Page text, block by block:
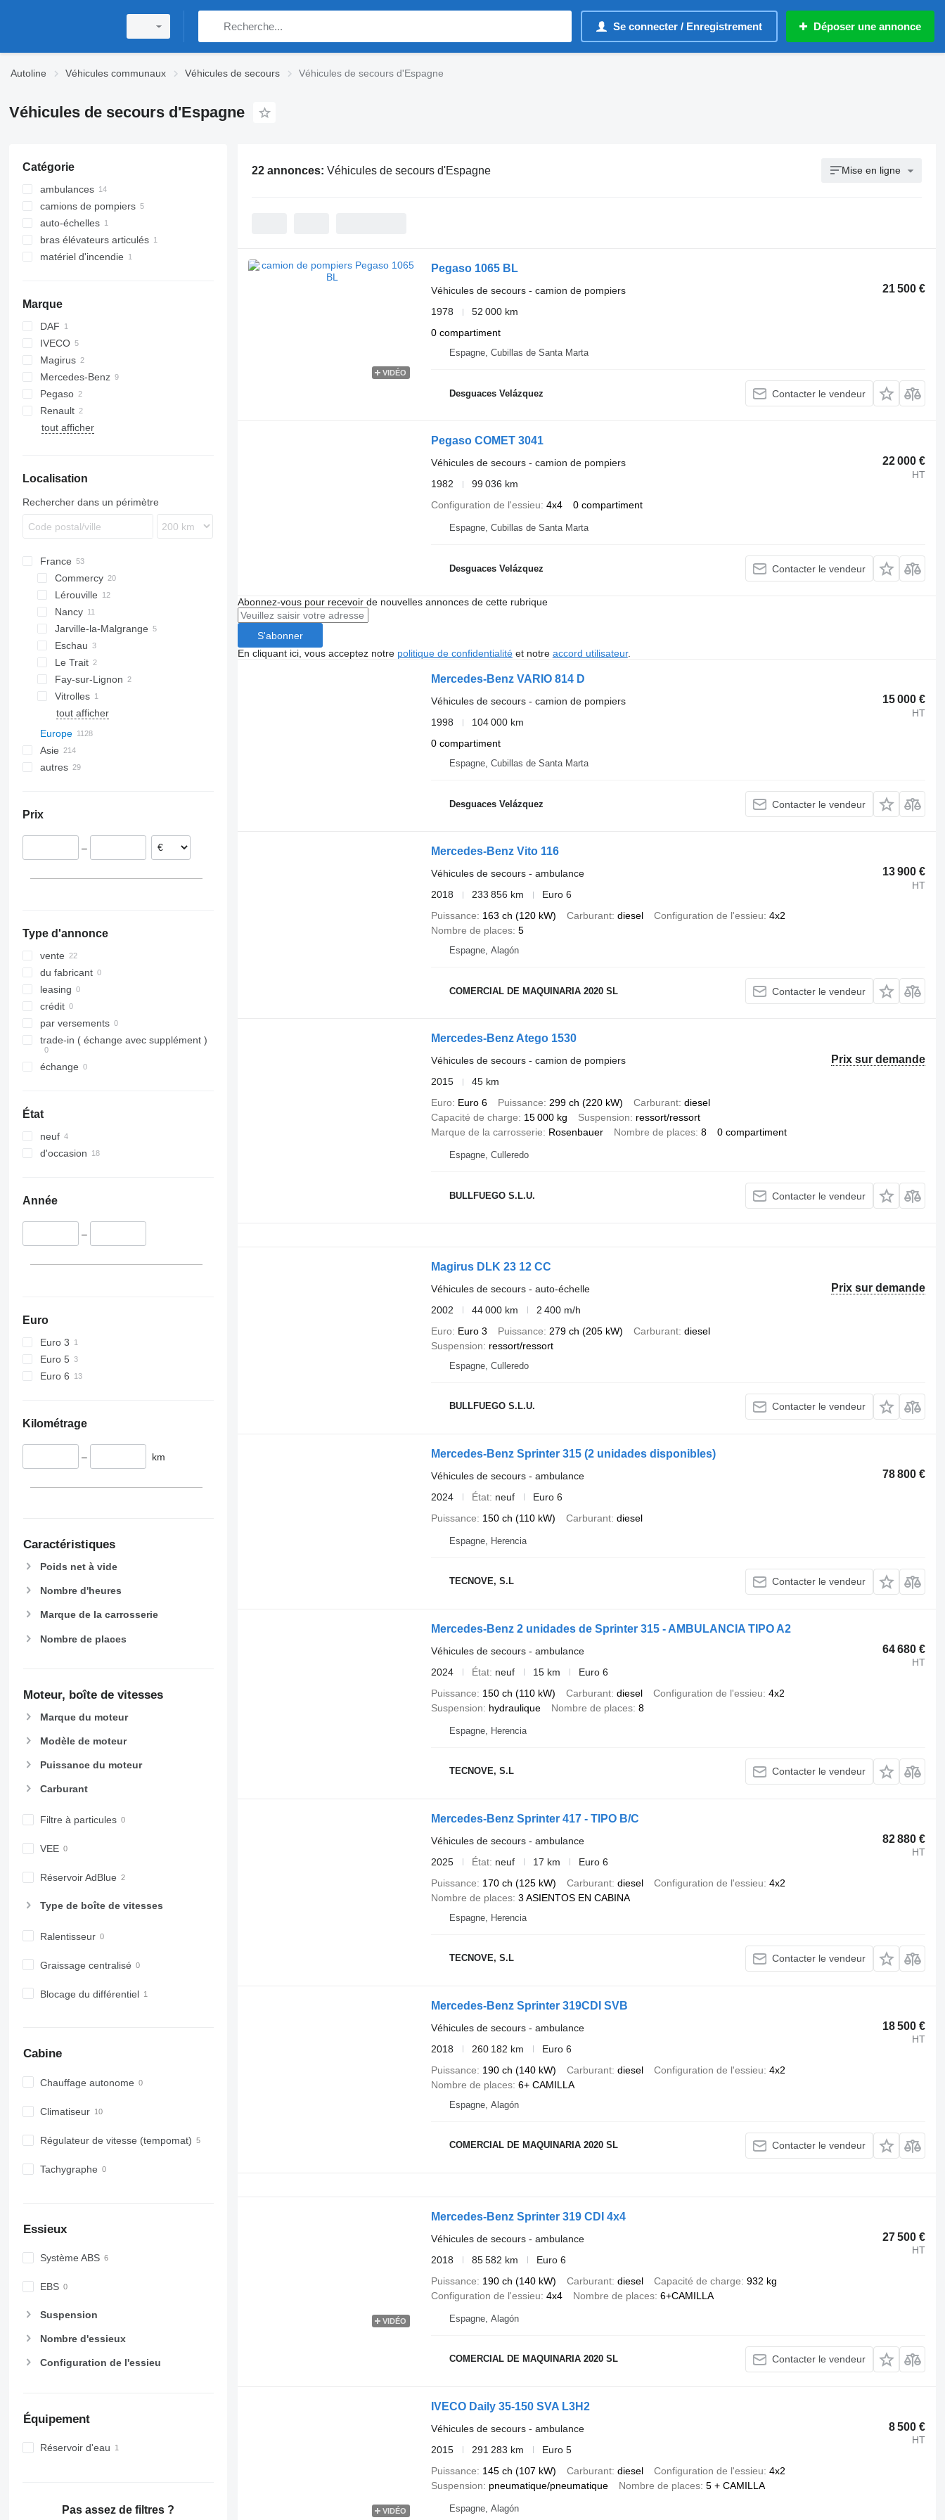
Se connecter / Enregistrement Déposer une annonce
Autoline Véhicules communaux Véhicules de secours Véhicules de secours d'Espagne
Véhicules de secours d'Espagne
Catégorie
ambulances
camions de pompiers
auto-échelles
bras élévateurs articulés
matériel d'incendie
Marque
DAF
IVECO
Daily
TGE
Magirus
DLK
Mercedes-Benz
Atego
Sprinter
Vario
Pegaso
Renault
Master
G-series
tout afficher
Localisation
Rechercher dans un périmètre
France
Commercy
Lérouville
Nancy
Jarville-la-Malgrange
Eschau
Le Trait
Fay-sur-Lignon
Vitrolles
tout afficher
Europe
Allemagne
Pays-Bas
Croatie
Roumanie
Herencia
Culleredo
Villadolid
Barcelona
Madrid
Murcia
Asie
Émirats arabes unis
Ouzbékistan
autres
Prix
–
Type d'annonce
vente
du fabricant
leasing
crédit
par versements
trade-in ( échange avec supplément )
échange
État
neuf
d'occasion
Année
–
Euro
Euro 3
Euro 5
Euro 6
Kilométrage
– km
Caractéristiques
Poids net à vide
Nombre d'heures
Marque de la carrosserie
Nombre de places
Moteur, boîte de vitesses
Marque du moteur
Modèle de moteur
Puissance du moteur
Carburant
Filtre à particules
VEE
Réservoir AdBlue
Type de boîte de vitesses
Ralentisseur
Graissage centralisé
Blocage du différentiel
Cabine
Chauffage autonome
Climatiseur
Régulateur de vitesse (tempomat)
Tachygraphe
Essieux
Système ABS
EBS
Suspension
Nombre d'essieux
Configuration de l'essieu
Équipement
Réservoir d'eau
Pas assez de filtres ?
22 annonces: Véhicules de secours d'Espagne Mise en ligne
VIDÉO
Pegaso 1065 BL
21 500 €
Véhicules de secours - camion de pompiers
1978
52 000 km
0 compartiment
Espagne, Cubillas de Santa Marta
Desguaces Velázquez Contacter le vendeur
Pegaso COMET 3041
22 000 €
HT
Véhicules de secours - camion de pompiers
1982
99 036 km
Configuration de l'essieu 4x4 0 compartiment
Espagne, Cubillas de Santa Marta
Desguaces Velázquez Contacter le vendeur
Abonnez-vous pour recevoir de nouvelles annonces de cette rubrique
S'abonner
En cliquant ici, vous acceptez notre politique de confidentialitéet notre accord utilisateur.
Mercedes-Benz VARIO 814 D
15 000 €
HT
Véhicules de secours - camion de pompiers
1998
104 000 km
0 compartiment
Espagne, Cubillas de Santa Marta
Desguaces Velázquez Contacter le vendeur
Mercedes-Benz Vito 116
13 900 €
HT
Véhicules de secours - ambulance
2018
233 856 km
Euro 6
Puissance
163 ch (120 kW) Carburant diesel Configuration de l'essieu 4x2
Nombre de places 5
Espagne, Alagón
COMERCIAL DE MAQUINARIA 2020 SL Contacter le vendeur
Mercedes-Benz Atego 1530
Prix sur demande
Véhicules de secours - camion de pompiers
2015
45 km
Euro
Euro 6 Puissance 299 ch (220 kW) Carburant diesel
Capacité de charge
15 000 kg Suspension
ressort/ressort
Marque de la carrosserie
Rosenbauer Nombre de places 8 0 compartiment
Espagne, Culleredo
BULLFUEGO S.L.U. Contacter le vendeur
Magirus DLK 23 12 CC
Prix sur demande
Véhicules de secours - auto-échelle
2002
44 000 km
2 400 m/h
Euro
Euro 3 Puissance 279 ch (205 kW) Carburant diesel
Suspension
ressort/ressort
Espagne, Culleredo
BULLFUEGO S.L.U. Contacter le vendeur
Mercedes-Benz Sprinter 315 (2 unidades disponibles)
78 800 €
Véhicules de secours - ambulance
2024
État neuf
Euro 6
Puissance
150 ch (110 kW) Carburant diesel
Espagne, Herencia
TECNOVE, S.L Contacter le vendeur
Mercedes-Benz 2 unidades de Sprinter 315 - AMBULANCIA TIPO A2
64 680 €
HT
Véhicules de secours - ambulance
2024
État neuf 15 km
Euro 6
Puissance
150 ch (110 kW) Carburant diesel Configuration de l'essieu 4x2
Suspension
hydraulique Nombre de places 8
Espagne, Herencia
TECNOVE, S.L Contacter le vendeur
Mercedes-Benz Sprinter 417 - TIPO B/C
82 880 €
HT
Véhicules de secours - ambulance
2025
État neuf 17 km
Euro 6
Puissance
170 ch (125 kW) Carburant diesel Configuration de l'essieu 4x2
Nombre de places 3 ASIENTOS EN CABINA
Espagne, Herencia
TECNOVE, S.L Contacter le vendeur
Mercedes-Benz Sprinter 319CDI SVB
18 500 €
HT
Véhicules de secours - ambulance
2018
260 182 km
Euro 6
Puissance
190 ch (140 kW) Carburant diesel Configuration de l'essieu 4x2
Nombre de places 6+ CAMILLA
Espagne, Alagón
COMERCIAL DE MAQUINARIA 2020 SL Contacter le vendeur
VIDÉO
Mercedes-Benz Sprinter 319 CDI 4x4
27 500 €
HT
Véhicules de secours - ambulance
2018
85 582 km
Euro 6
Puissance
190 ch (140 kW) Carburant diesel Capacité de charge 932 kg
Configuration de l'essieu 4x4 Nombre de places 6+CAMILLA
Espagne, Alagón
COMERCIAL DE MAQUINARIA 2020 SL Contacter le vendeur
VIDÉO
IVECO Daily 35-150 SVA L3H2
8 500 €
HT
Véhicules de secours - ambulance
2015
291 283 km
Euro 5
Puissance
145 ch (107 kW) Carburant diesel Configuration de l'essieu 4x2
Suspension
pneumatique/pneumatique Nombre de places 5 + CAMILLA
Espagne, Alagón